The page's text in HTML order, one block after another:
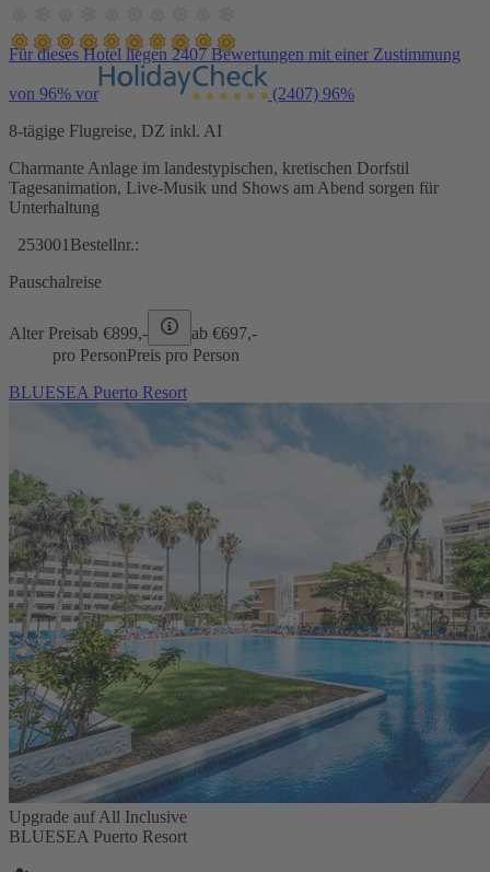
Für dieses Hotel liegen 2407 Bewertungen mit einer Zustimmung
von 96% vor (2407) 96%
8-tägige Flugreise, DZ inkl. AI
Charmante Anlage im landestypischen, kretischen Dorfstil
Tagesanimation, Live-Musik und Shows am Abend sorgen für
Unterhaltung
253001 Bestellnr.:
Pauschalreise
Alter Preisab €899,- ab €697,-
pro PersonPreis pro Person
BLUESEA Puerto Resort
Upgrade auf All Inclusive
BLUESEA Puerto Resort